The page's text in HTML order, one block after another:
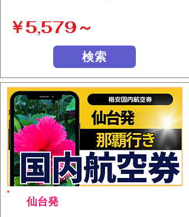
￥5,579～
検索
仙台発